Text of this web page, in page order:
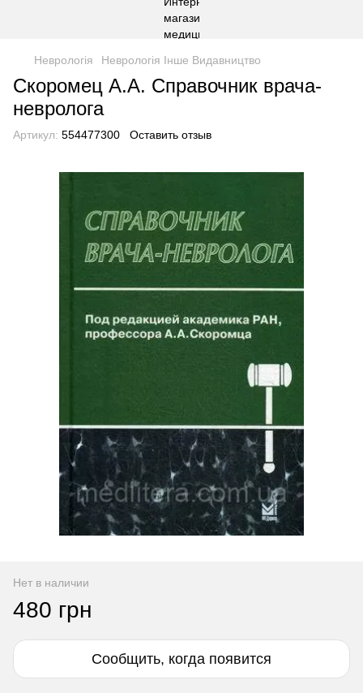
Неврологія Неврологія Інше Видавництво
Скоромец А.А. Справочник врача-
невролога
Артикул: 554477300 Оставить отзыв
Нет в наличии
480 грн
Сообщить, когда появится